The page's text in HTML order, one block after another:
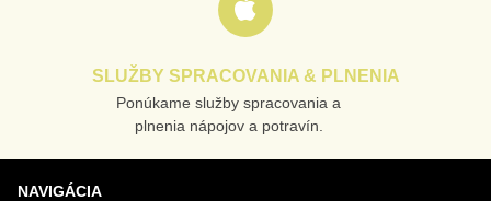
SLUŽBY SPRACOVANIA & PLNENIA
Ponúkame služby spracovania a
plnenia nápojov a potravín.
NAVIGÁCIA